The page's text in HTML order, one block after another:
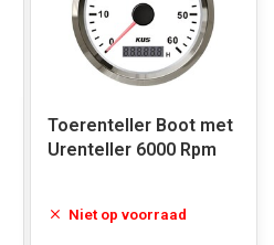
Toerenteller Boot met
Urenteller 6000 Rpm
Niet op voorraad